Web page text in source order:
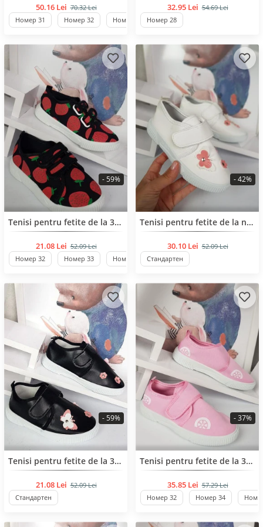
50.16 Lei 70.32 Lei
Номер 31 Номер 32 Номер 33 Номер 34
32.95 Lei 54.69 Lei
Номер 28
Tenisi pentru fetite de la 32 pana la 37 de numar
21.08 Lei 52.09 Lei
- 59%
Номер 32 Номер 33 Номер 34 Стандартен
Tenisi pentru fetite de la numarul 31 pana la 36
30.10 Lei 52.09 Lei
- 42%
Стандартен
Tenisi pentru fetite de la 33 pana la 37 de numar
21.08 Lei 52.09 Lei
- 59%
Стандартен
BESTSELLERTenisi pentru fetite de la 32 pana la 37 de numar
35.85 Lei 57.29 Lei
- 37%
Номер 32 Номер 34